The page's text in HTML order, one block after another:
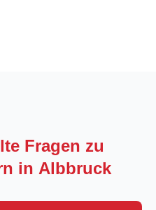
Fragen zu
in Albbruck